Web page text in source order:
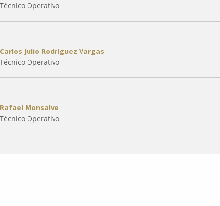
Técnico Operativo
Carlos Julio Rodríguez Vargas
Técnico Operativo
Rafael Monsalve
Técnico Operativo